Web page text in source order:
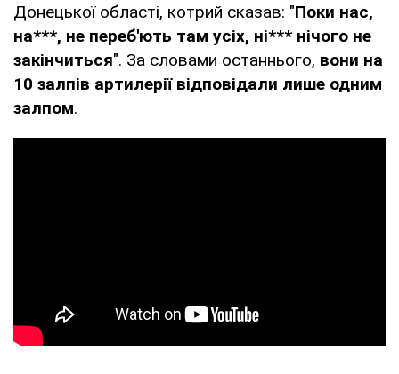
Донецької області, котрий сказав: "Поки нас,
на***, не переб'ють там усіх, ні*** нічого не
закінчиться". За словами останнього, вони на
10 залпів артилерії відповідали лише одним
залпом.